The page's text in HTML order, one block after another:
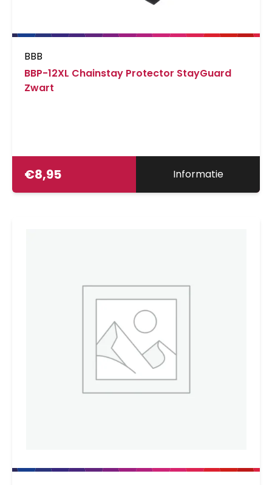
BBB
BBP-12XL Chainstay Protector StayGuard
Zwart
€8,95 Informatie